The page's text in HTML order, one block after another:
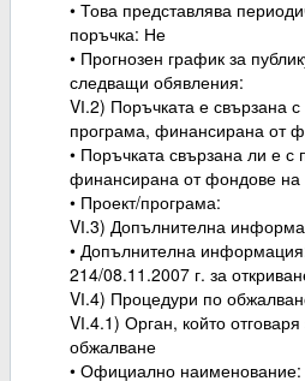
• Това представлява
поръчка: Не
• Прогнозен график за
следващи обявления:
VІ.2) Поръчката е свързана
програма, финансирана от
• Поръчката свързана ли е с
финансирана от фондове
• Проект/програма:
VІ.3) Допълнителна
• Допълнителна
214/08.11.2007 г. за
VІ.4) Процедури по
VІ.4.1) Орган, който
обжалване
• Официално